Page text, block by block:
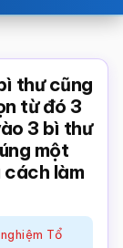
thư cũng
từ đó 3
3 bì thư
một
cách làm
Tổ